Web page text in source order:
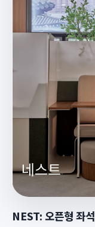
NEST: 오픈형 좌석